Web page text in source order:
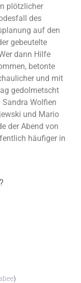
plötzlicher
des
auf den
gebeutelte
dann Hilfe
betonte
und mit
gedolmetscht
Wolfien
und Mario
der Abend von
häufiger in
)